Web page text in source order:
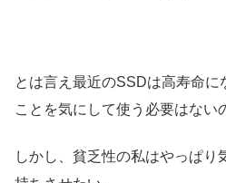
とは言え最近のSSDは高寿命に
ことを気にして使う必要はない
しかし、貧乏性の私はやっぱり